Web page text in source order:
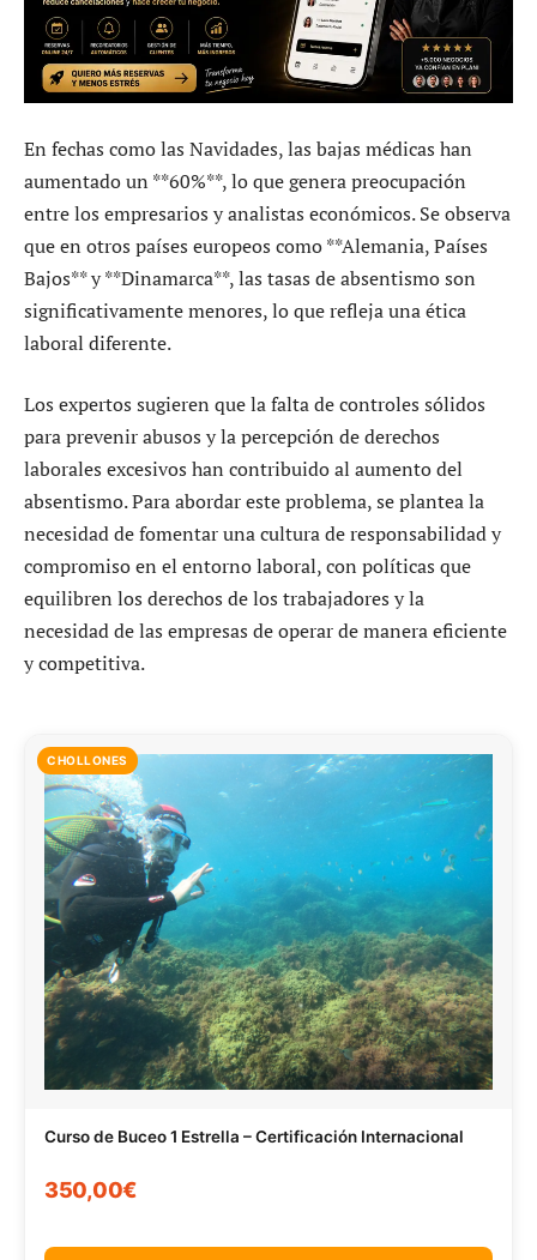
En fechas como las Navidades, las bajas médicas han
aumentado un **60%**, lo que genera preocupación
entre los empresarios y analistas económicos. Se observa
que en otros países europeos como **Alemania, Países
Bajos** y **Dinamarca**, las tasas de absentismo son
significativamente menores, lo que refleja una ética
laboral diferente.
Los expertos sugieren que la falta de controles sólidos
para prevenir abusos y la percepción de derechos
laborales excesivos han contribuido al aumento del
absentismo. Para abordar este problema, se plantea la
necesidad de fomentar una cultura de responsabilidad y
compromiso en el entorno laboral, con políticas que
equilibren los derechos de los trabajadores y la
necesidad de las empresas de operar de manera eficiente
y competitiva.
CHOLLONES
Curso de Buceo 1 Estrella – Certificación Internacional
350,00€